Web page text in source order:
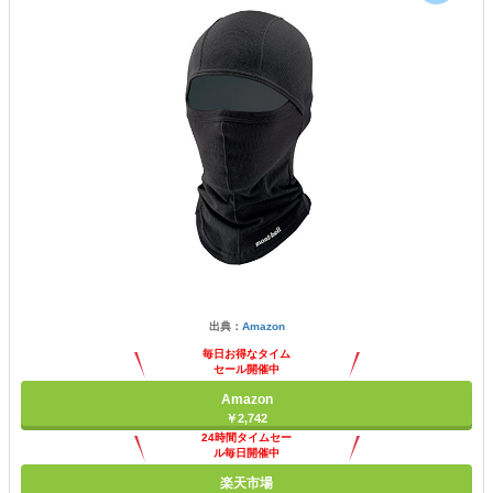
出典： Amazon
毎日お得なタイム
セール開催中
Amazon
￥2,742
24時間タイムセー
ル毎日開催中
楽天市場